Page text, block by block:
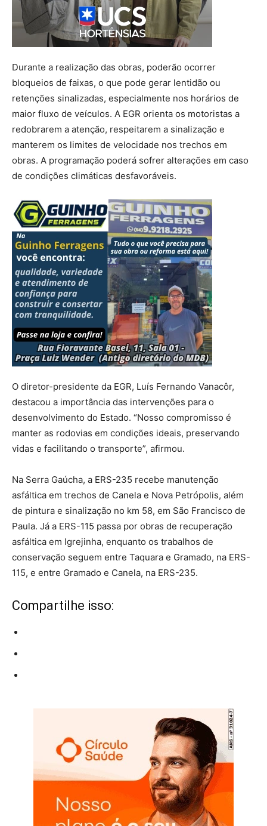
Durante a realização das obras, poderão ocorrer
bloqueios de faixas, o que pode gerar lentidão ou
retenções sinalizadas, especialmente nos horários de
maior fluxo de veículos. A EGR orienta os motoristas a
redobrarem a atenção, respeitarem a sinalização e
manterem os limites de velocidade nos trechos em
obras. A programação poderá sofrer alterações em caso
de condições climáticas desfavoráveis.
O diretor-presidente da EGR, Luís Fernando Vanacôr,
destacou a importância das intervenções para o
desenvolvimento do Estado. “Nosso compromisso é
manter as rodovias em condições ideais, preservando
vidas e facilitando o transporte”, afirmou.
Na Serra Gaúcha, a ERS-235 recebe manutenção
asfáltica em trechos de Canela e Nova Petrópolis, além
de pintura e sinalização no km 58, em São Francisco de
Paula. Já a ERS-115 passa por obras de recuperação
asfáltica em Igrejinha, enquanto os trabalhos de
conservação seguem entre Taquara e Gramado, na ERS-
115, e entre Gramado e Canela, na ERS-235.
Compartilhe isso: